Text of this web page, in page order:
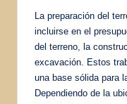
La preparación del
incluirse en el
del terreno, la
excavación. Estos
una base sólida para
Dependiendo de la